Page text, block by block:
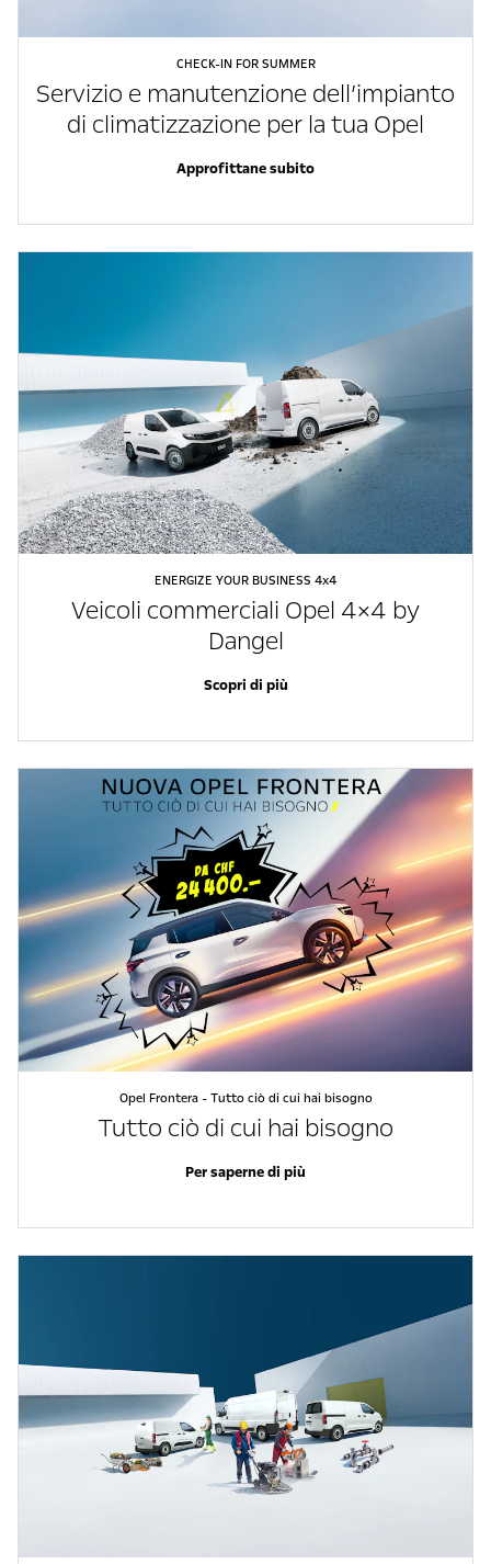
CHECK-IN FOR SUMMER
Servizio e manutenzione dell’impianto
di climatizzazione per la tua Opel
Approfittane subito
ENERGIZE YOUR BUSINESS 4x4
Veicoli commerciali Opel 4×4 by
Dangel
Scopri di più
Opel Frontera - Tutto ciò di cui hai bisogno
Tutto ciò di cui hai bisogno
Per saperne di più